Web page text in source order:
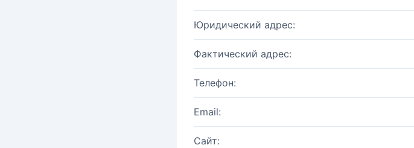
Юридический адрес:
Фактический адрес:
Телефон:
Email:
Сайт: